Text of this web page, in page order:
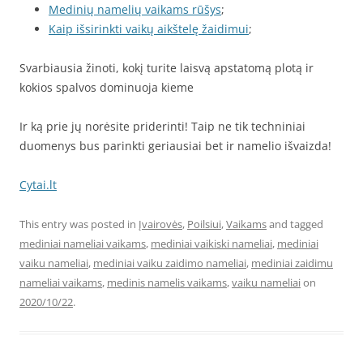
Medinių namelių vaikams rūšys;
Kaip išsirinkti vaikų aikštelę žaidimui;
Svarbiausia žinoti, kokį turite laisvą apstatomą plotą ir
kokios spalvos dominuoja kieme
Ir ką prie jų norėsite priderinti! Taip ne tik techniniai
duomenys bus parinkti geriausiai bet ir namelio išvaizda!
Cytai.lt
This entry was posted in Įvairovės, Poilsiui,Vaikamsand tagged
mediniai nameliai vaikams, mediniai vaikiski nameliai, mediniai
vaiku nameliai, mediniai vaiku zaidimo nameliai, mediniai zaidimu
nameliai vaikams, medinis namelis vaikams,vaiku nameliaion
2020/10/22.